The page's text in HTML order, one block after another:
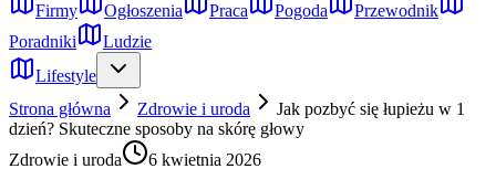
Firmy Ogłoszenia Praca Pogoda
Przewodnik
Poradniki
Ludzie
Lifestyle
Strona główna
Zdrowie i uroda
Jak pozbyć się łupieżu w 1
dzień? Skuteczne sposoby na skórę głowy
Zdrowie i uroda
6 kwietnia 2026